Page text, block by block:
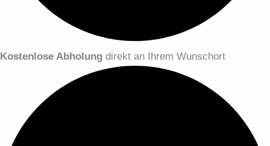
Kostenlose Abholung direkt an Ihrem Wunschort